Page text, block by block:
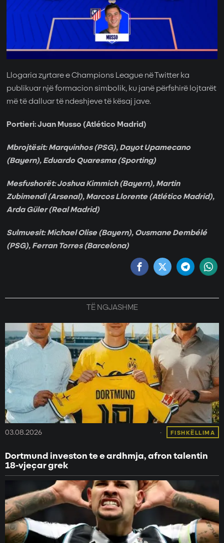
Llogaria zyrtare e Champions League në Twitter ka
publikuar një formacion simbolik, ku janë përfshirë lojtarët
më të dalluar të ndeshjeve të kësaj jave.
Portieri: Juan Musso (Atlético Madrid)
Mbrojtësit: Marquinhos (PSG), Dayot Upamecano
(Bayern), Eduardo Quaresma (Sporting)
Mesfushorët: Joshua Kimmich (Bayern), Martin
Zubimendi (Arsenal), Marcos Llorente (Atlético Madrid),
Arda Güler (Real Madrid)
Sulmuesit: Michael Olise (Bayern), Ousmane Dembélé
(PSG), Ferran Torres (Barcelona)
TË NGJASHME
03.08.2026 FISHKËLLIMA
Dortmund investon te e ardhmja, afron talentin
18-vjeçar grek